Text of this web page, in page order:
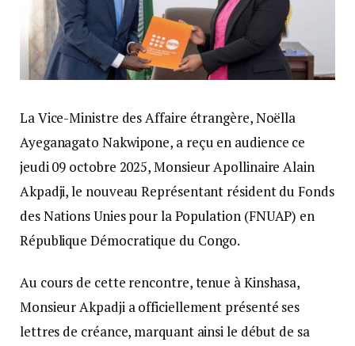
La Vice-Ministre des Affaire étrangère, Noëlla
Ayeganagato Nakwipone, a reçu en audience ce
jeudi 09 octobre 2025, Monsieur Apollinaire Alain
Akpadji, le nouveau Représentant résident du Fonds
des Nations Unies pour la Population (FNUAP) en
République Démocratique du Congo.
Au cours de cette rencontre, tenue à Kinshasa,
Monsieur Akpadji a officiellement présenté ses
lettres de créance, marquant ainsi le début de sa